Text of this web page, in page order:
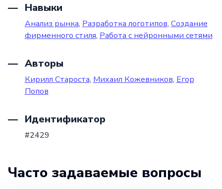
Навыки
Анализ рынка, Разработка логотипов, Создание
фирменного стиля, Работа с нейронными сетями
Авторы
Кирилл Староста, Михаил Кожевников, Егор
Попов
Идентификатор
#2429
Часто задаваемые вопросы